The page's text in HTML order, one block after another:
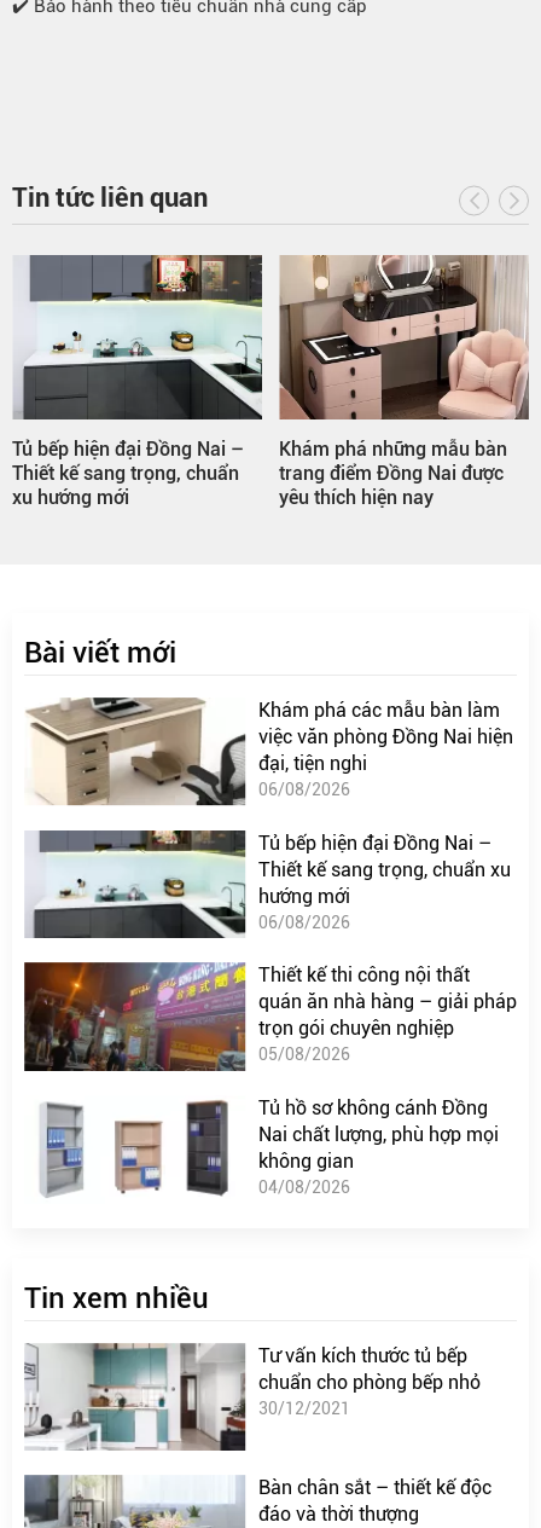
✔️ Bảo hành theo tiêu chuẩn nhà cung cấp
Tin tức liên quan
Tủ bếp hiện đại Đồng Nai –
Thiết kế sang trọng, chuẩn
xu hướng mới
Khám phá những mẫu bàn
trang điểm Đồng Nai được
yêu thích hiện nay
Bài viết mới
Khám phá các mẫu bàn làm
việc văn phòng Đồng Nai hiện
đại, tiện nghi
06/08/2026
Tủ bếp hiện đại Đồng Nai –
Thiết kế sang trọng, chuẩn xu
hướng mới
06/08/2026
Thiết kế thi công nội thất
quán ăn nhà hàng – giải pháp
trọn gói chuyên nghiệp
05/08/2026
Tủ hồ sơ không cánh Đồng
Nai chất lượng, phù hợp mọi
không gian
04/08/2026
Tin xem nhiều
Tư vấn kích thước tủ bếp
chuẩn cho phòng bếp nhỏ
30/12/2021
Bàn chân sắt – thiết kế độc
đáo và thời thượng